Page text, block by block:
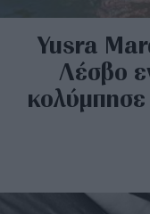
Yusra
Λέσβο